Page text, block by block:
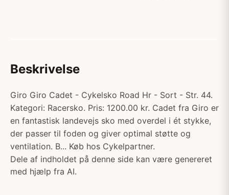
Beskrivelse
Giro Giro Cadet - Cykelsko Road Hr - Sort - Str. 44.
Kategori: Racersko. Pris: 1200.00 kr. Cadet fra Giro er
en fantastisk landevejs sko med overdel i ét stykke,
der passer til foden og giver optimal støtte og
ventilation. B... Køb hos Cykelpartner.
Dele af indholdet på denne side kan være genereret
med hjælp fra AI.